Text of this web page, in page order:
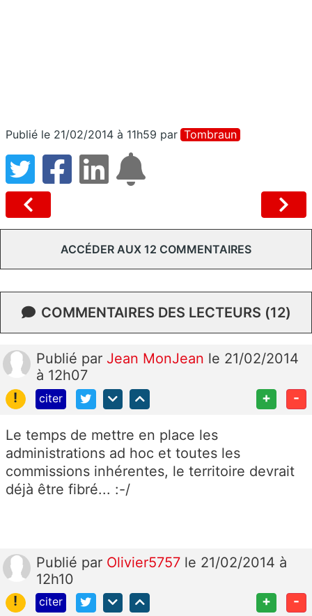
Publié le 21/02/2014 à 11h59 par Tombraun
ACCÉDER AUX 12 COMMENTAIRES
COMMENTAIRES DES LECTEURS (12)
Publié par Jean MonJean le 21/02/2014
à 12h07
!
citer + -
Le temps de mettre en place les
administrations ad hoc et toutes les
commissions inhérentes, le territoire devrait
déjà être fibré... :-/
Publié par Olivier5757 le 21/02/2014 à
12h10
!
citer + -